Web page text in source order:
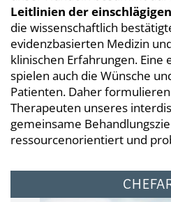
Leitlinien der
die wissenschaftlich
evidenzbasierten Medizin
klinischen Erfahrungen. Eine
spielen auch die Wünsche
Patienten. Daher
Therapeuten unseres
gemeinsame
ressourcenorientiert und